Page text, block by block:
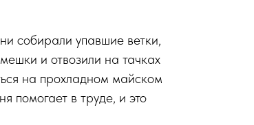
собирали упавшие ветки,
и отвозили на тачках
на прохладном майском
помогает в труде, и это